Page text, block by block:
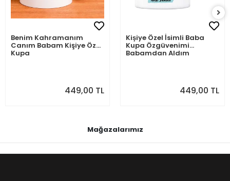
Benim Kahramanım
Canım Babam Kişiye Özel
Kupa
449,00 TL
Kişiye Özel İsimli Baba
Kupa Özgüvenimi
Babamdan Aldım
449,00 TL
Mağazalarımız